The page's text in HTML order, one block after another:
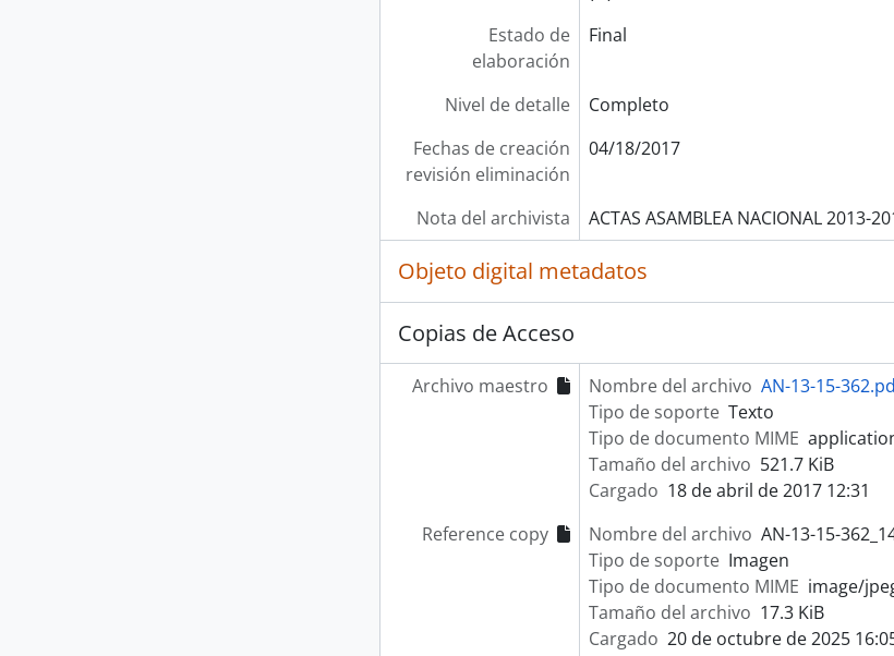
Estado de
elaboración
Final
Nivel de detalle
Completo
Fechas de creación
revisión eliminación
04/18/2017
Nota del archivista ACTAS ASAMBLEA NACIONAL 2013-
Objeto digital metadatos
Copias de Acceso
Archivo maestro Nombre del archivo AN-13-15-
Tipo de soporte Texto
Tipo de documento MIME
Tamaño del archivo 521.7 KiB
Cargado 18 de abril de 2017 12:31
Reference copy
Nombre del archivo AN-13-15-
Tipo de soporte Imagen
Tipo de documento MIME image/
Tamaño del archivo 17.3 KiB
Cargado 20 de octubre de 2025